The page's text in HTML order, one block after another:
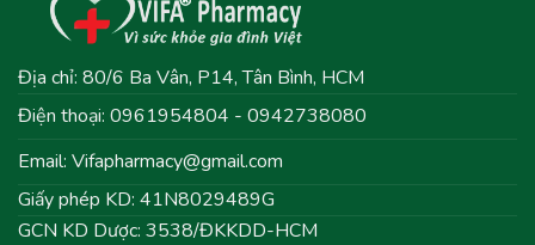
Địa chỉ: 80/6 Ba Vân, P14, Tân Bình, HCM
Điện thoại: 0961954804 - 0942738080
Email: Vifapharmacy@gmail.com
Giấy phép KD: 41N8029489G
GCN KD Dược: 3538/ĐKKDD-HCM